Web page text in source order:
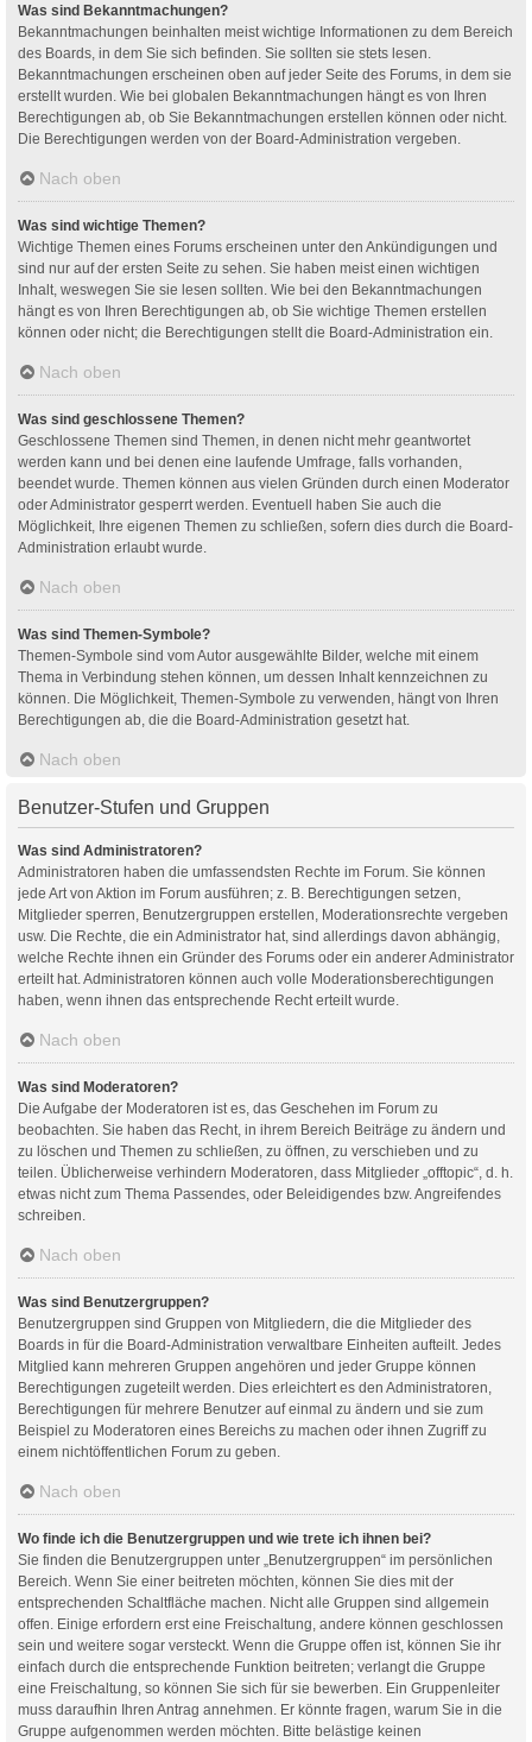
Was sind Bekanntmachungen?
Bekanntmachungen beinhalten meist wichtige Informationen zu dem Bereich
des Boards, in dem Sie sich befinden. Sie sollten sie stets lesen.
Bekanntmachungen erscheinen oben auf jeder Seite des Forums, in dem sie
erstellt wurden. Wie bei globalen Bekanntmachungen hängt es von Ihren
Berechtigungen ab, ob Sie Bekanntmachungen erstellen können oder nicht.
Die Berechtigungen werden von der Board-Administration vergeben.
Nach oben
Was sind wichtige Themen?
Wichtige Themen eines Forums erscheinen unter den Ankündigungen und
sind nur auf der ersten Seite zu sehen. Sie haben meist einen wichtigen
Inhalt, weswegen Sie sie lesen sollten. Wie bei den Bekanntmachungen
hängt es von Ihren Berechtigungen ab, ob Sie wichtige Themen erstellen
können oder nicht; die Berechtigungen stellt die Board-Administration ein.
Nach oben
Was sind geschlossene Themen?
Geschlossene Themen sind Themen, in denen nicht mehr geantwortet
werden kann und bei denen eine laufende Umfrage, falls vorhanden,
beendet wurde. Themen können aus vielen Gründen durch einen Moderator
oder Administrator gesperrt werden. Eventuell haben Sie auch die
Möglichkeit, Ihre eigenen Themen zu schließen, sofern dies durch die Board-
Administration erlaubt wurde.
Nach oben
Was sind Themen-Symbole?
Themen-Symbole sind vom Autor ausgewählte Bilder, welche mit einem
Thema in Verbindung stehen können, um dessen Inhalt kennzeichnen zu
können. Die Möglichkeit, Themen-Symbole zu verwenden, hängt von Ihren
Berechtigungen ab, die die Board-Administration gesetzt hat.
Nach oben
Benutzer-Stufen und Gruppen
Was sind Administratoren?
Administratoren haben die umfassendsten Rechte im Forum. Sie können
jede Art von Aktion im Forum ausführen; z. B. Berechtigungen setzen,
Mitglieder sperren, Benutzergruppen erstellen, Moderationsrechte vergeben
usw. Die Rechte, die ein Administrator hat, sind allerdings davon abhängig,
welche Rechte ihnen ein Gründer des Forums oder ein anderer Administrator
erteilt hat. Administratoren können auch volle Moderationsberechtigungen
haben, wenn ihnen das entsprechende Recht erteilt wurde.
Nach oben
Was sind Moderatoren?
Die Aufgabe der Moderatoren ist es, das Geschehen im Forum zu
beobachten. Sie haben das Recht, in ihrem Bereich Beiträge zu ändern und
zu löschen und Themen zu schließen, zu öffnen, zu verschieben und zu
teilen. Üblicherweise verhindern Moderatoren, dass Mitglieder „offtopic“, d. h.
etwas nicht zum Thema Passendes, oder Beleidigendes bzw. Angreifendes
schreiben.
Nach oben
Was sind Benutzergruppen?
Benutzergruppen sind Gruppen von Mitgliedern, die die Mitglieder des
Boards in für die Board-Administration verwaltbare Einheiten aufteilt. Jedes
Mitglied kann mehreren Gruppen angehören und jeder Gruppe können
Berechtigungen zugeteilt werden. Dies erleichtert es den Administratoren,
Berechtigungen für mehrere Benutzer auf einmal zu ändern und sie zum
Beispiel zu Moderatoren eines Bereichs zu machen oder ihnen Zugriff zu
einem nichtöffentlichen Forum zu geben.
Nach oben
Wo finde ich die Benutzergruppen und wie trete ich ihnen bei?
Sie finden die Benutzergruppen unter „Benutzergruppen“ im persönlichen
Bereich. Wenn Sie einer beitreten möchten, können Sie dies mit der
entsprechenden Schaltfläche machen. Nicht alle Gruppen sind allgemein
offen. Einige erfordern erst eine Freischaltung, andere können geschlossen
sein und weitere sogar versteckt. Wenn die Gruppe offen ist, können Sie ihr
einfach durch die entsprechende Funktion beitreten; verlangt die Gruppe
eine Freischaltung, so können Sie sich für sie bewerben. Ein Gruppenleiter
muss daraufhin Ihren Antrag annehmen. Er könnte fragen, warum Sie in die
Gruppe aufgenommen werden möchten. Bitte belästige keinen